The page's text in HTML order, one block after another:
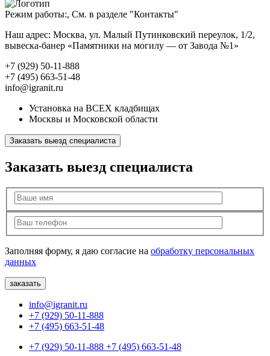
Режим работы:, См. в разделе "Контакты"
Наш адрес: Москва, ул. Малый Путинковский переулок, 1/2,
вывеска-банер «Памятники на могилу — от Завода №1»
+7 (929) 50-11-888
+7 (495) 663-51-48
info@igranit.ru
Установка на ВСЕХ кладбищах
Москвы и Московской области
Заказать выезд специалиста
Заказать выезд специалиста
Заполняя форму, я даю согласие на обработку персональных
данных
info@igranit.ru
+7 (929) 50-11-888
+7 (495) 663-51-48
+7 (929) 50-11-888 +7 (495) 663-51-48